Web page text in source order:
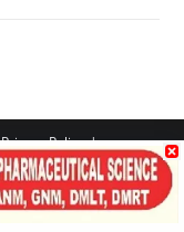
Privacy Policy
Reserved